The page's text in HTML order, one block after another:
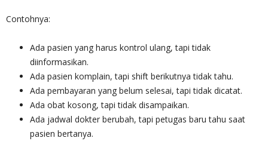
Contohnya:
Ada pasien yang harus kontrol ulang, tapi tidak
diinformasikan.
Ada pasien komplain, tapi shift berikutnya tidak tahu.
Ada pembayaran yang belum selesai, tapi tidak dicatat.
Ada obat kosong, tapi tidak disampaikan.
Ada jadwal dokter berubah, tapi petugas baru tahu saat
pasien bertanya.